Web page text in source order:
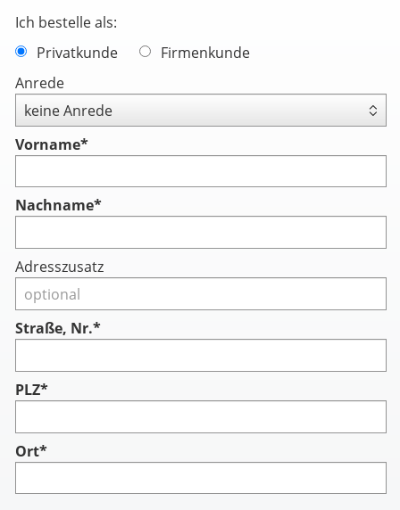
Ich bestelle als:
Privatkunde
Firmenkunde
Anrede
Vorname*
Nachname*
Adresszusatz
Straße, Nr.*
PLZ*
Ort*